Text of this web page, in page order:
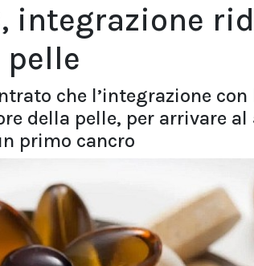
integrazione
che l’integrazione
della pelle, per arrivare
primo cancro